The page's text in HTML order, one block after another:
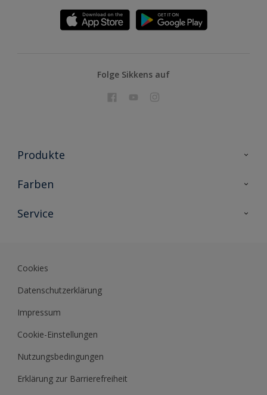
Folge Sikkens auf
Produkte
Holzschutz
Metallschutz
Farben
Farbkollektionen
Farb-Tools
Service
Sikkens Akademie
Datenblätter
Cookies
Datenschutzerklärung
Impressum
Cookie-Einstellungen
Nutzungsbedingungen
Erklärung zur Barrierefreiheit